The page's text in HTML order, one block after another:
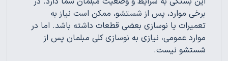
برخی موارد، پس از شستشو، ممکن است نیاز به
تعمیرات یا نوسازی بعضی قطعات داشته باشد. اما در
موارد عمومی، نیازی به نوسازی کلی مبلمان پس از
شستشو نیست.